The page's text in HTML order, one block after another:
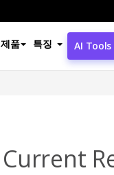
제품 특징 AI Tools
Current